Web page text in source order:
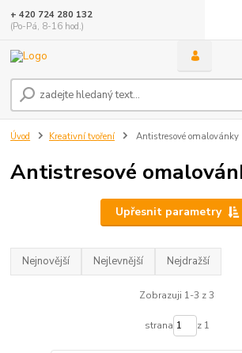
+ 420 724 280 132
(Po-Pá, 8-16 hod.)
Úvod Kreativní tvoření Antistresové omalovánky
Antistresové
Upřesnit parametry
Nejnovější Nejlevnější Nejdražší
Zobrazuji 1-3 z 3
strana z 1